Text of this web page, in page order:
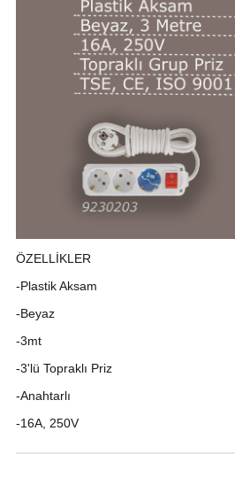
ÖZELLİKLER
-Plastik Aksam
-Beyaz
-3mt
-3'lü Topraklı Priz
-Anahtarlı
-16A, 250V